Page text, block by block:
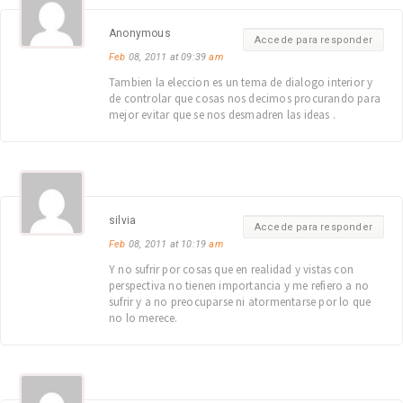
Accede para responder
Anonymous
Feb 08, 2011 at 09:39am
Tambien la eleccion es un tema de dialogo interior y
de controlar que cosas nos decimos procurando para
mejor evitar que se nos desmadren las ideas .
Accede para responder
silvia
Feb 08, 2011 at 10:19am
Y no sufrir por cosas que en realidad y vistas con
perspectiva no tienen importancia y me refiero a no
sufrir y a no preocuparse ni atormentarse por lo que
no lo merece.